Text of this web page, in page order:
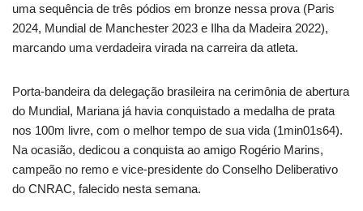
uma sequência de três pódios em bronze nessa prova (Paris
2024, Mundial de Manchester 2023 e Ilha da Madeira 2022),
marcando uma verdadeira virada na carreira da atleta.
Porta-bandeira da delegação brasileira na cerimônia de abertura
do Mundial, Mariana já havia conquistado a medalha de prata
nos 100m livre, com o melhor tempo de sua vida (1min01s64).
Na ocasião, dedicou a conquista ao amigo Rogério Marins,
campeão no remo e vice-presidente do Conselho Deliberativo
do CNRAC, falecido nesta semana.